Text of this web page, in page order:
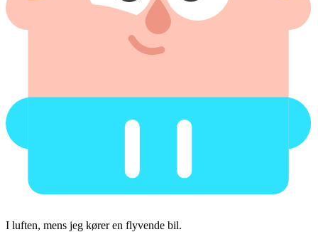
I luften, mens jeg kører en flyvende bil.